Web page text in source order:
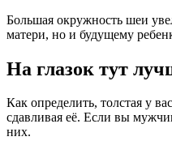
Большая окружность шеи
матери, но и будущему
На глазок тут
Как определить, толстая у
сдавливая её. Если вы
них.